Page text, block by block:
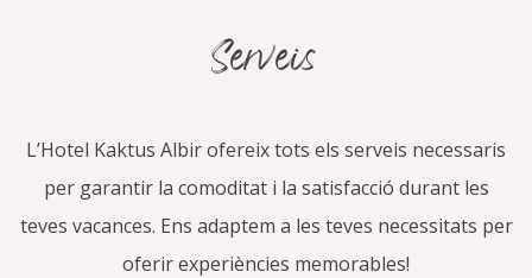
Serveis
L’Hotel Kaktus Albir ofereix tots els serveis necessaris
per garantir la comoditat i la satisfacció durant les
teves vacances. Ens adaptem a les teves necessitats per
oferir experiències memorables!